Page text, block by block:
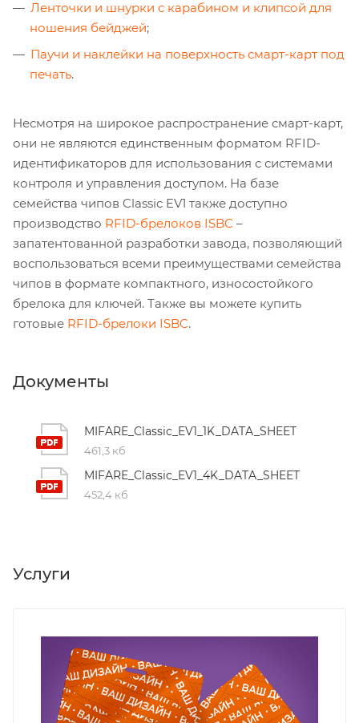
Ленточки и шнурки с карабином и клипсой для
ношения бейджей;
Паучи и наклейки на поверхность смарт-карт под
печать.
Несмотря на широкое распространение смарт-карт,
они не являются единственным форматом RFID-
идентификаторов для использования с системами
контроля и управления доступом. На базе
семейства чипов Classic EV1 также доступно
производство RFID-брелоков ISBC –
запатентованной разработки завода, позволяющий
воспользоваться всеми преимуществами семейства
чипов в формате компактного, износостойкого
брелока для ключей. Также вы можете купить
готовые RFID-брелоки ISBC.
Документы
MIFARE_Classic_EV1_1K_DATA_SHEET
461,3 кб
MIFARE_Classic_EV1_4K_DATA_SHEET
452,4 кб
Услуги